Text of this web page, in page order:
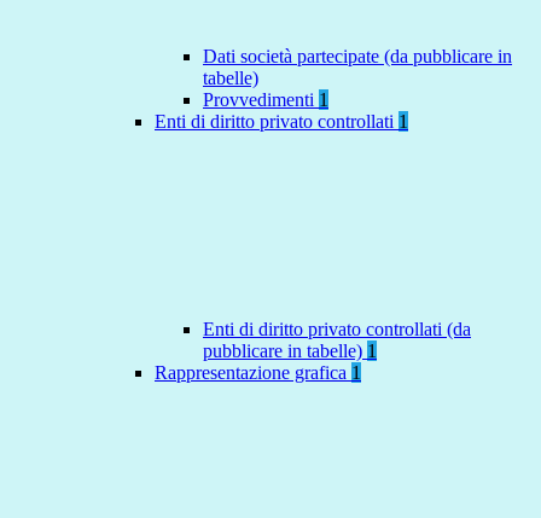
Dati società partecipate (da pubblicare in
tabelle)
Provvedimenti 1
Enti di diritto privato controllati 1
Enti di diritto privato controllati (da
pubblicare in tabelle) 1
Rappresentazione grafica 1